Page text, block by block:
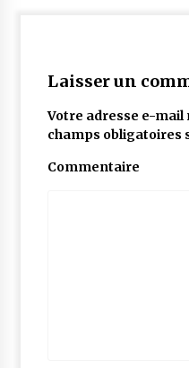
Laisser un
Votre adresse e-mail
champs obligatoires
Commentaire